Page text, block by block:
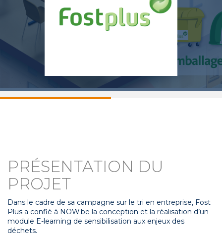
PRÉSENTATION DU
PROJET
Dans le cadre de sa campagne sur le tri en entreprise, Fost
Plus a confié à NOW.be la conception et la réalisation d’un
module E-learning de sensibilisation aux enjeux des
déchets.